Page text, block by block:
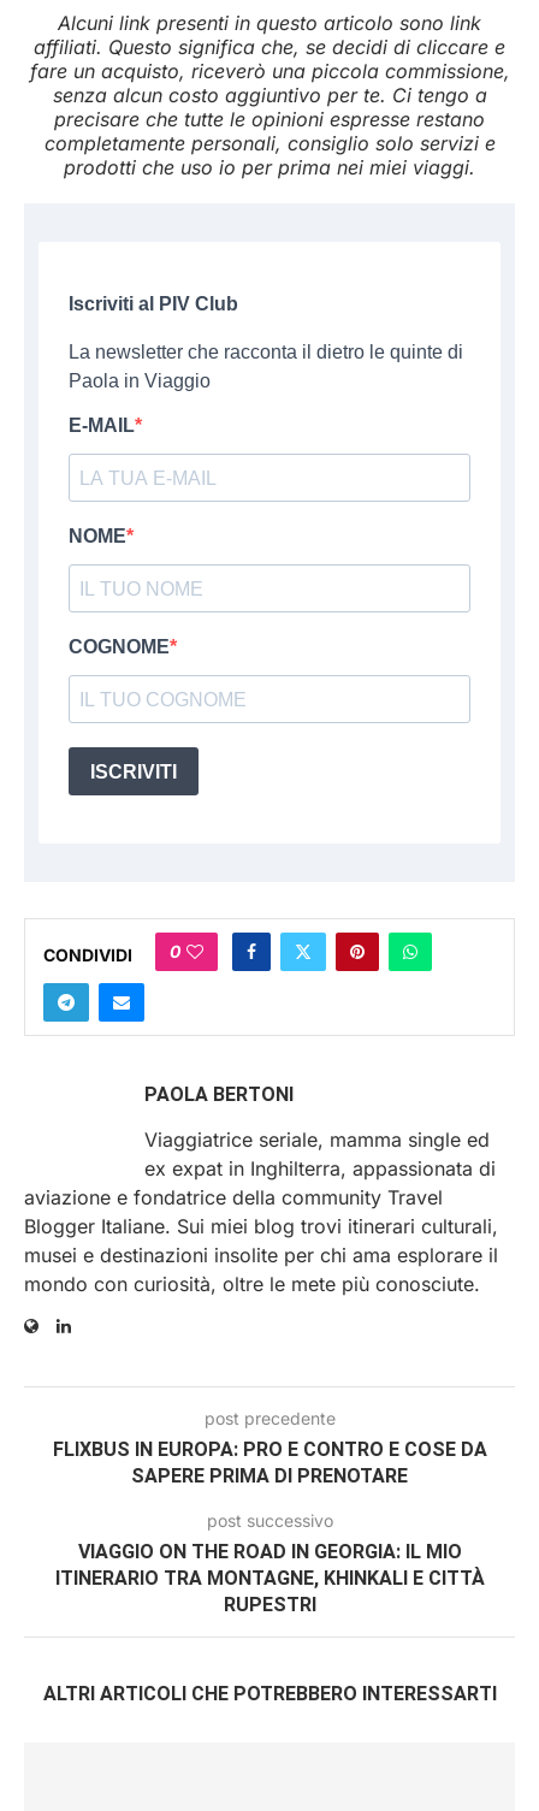
Alcuni link presenti in questo articolo sono link
affiliati. Questo significa che, se decidi di cliccare e
fare un acquisto, riceverò una piccola commissione,
senza alcun costo aggiuntivo per te. Ci tengo a
precisare che tutte le opinioni espresse restano
completamente personali, consiglio solo servizi e
prodotti che uso io per prima nei miei viaggi.
Iscriviti al PIV Club
La newsletter che racconta il dietro le quinte di
Paola in Viaggio
E-MAIL
NOME
COGNOME
ISCRIVITI
CONDIVIDI 0
PAOLA BERTONI
Viaggiatrice seriale, mamma single ed
ex expat in Inghilterra, appassionata di
aviazione e fondatrice della community Travel
Blogger Italiane. Sui miei blog trovi itinerari culturali,
musei e destinazioni insolite per chi ama esplorare il
mondo con curiosità, oltre le mete più conosciute.
post precedente
FLIXBUS IN EUROPA: PRO E CONTRO E COSE DA
SAPERE PRIMA DI PRENOTARE
post successivo
VIAGGIO ON THE ROAD IN GEORGIA: IL MIO
ITINERARIO TRA MONTAGNE, KHINKALI E CITTÀ
RUPESTRI
ALTRI ARTICOLI CHE POTREBBERO INTERESSARTI